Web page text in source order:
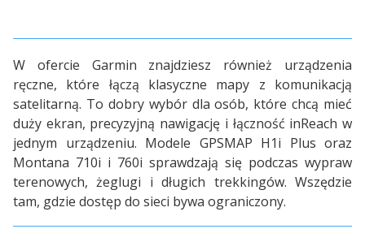
W ofercie Garmin znajdziesz również urządzenia
ręczne, które łączą klasyczne mapy z komunikacją
satelitarną. To dobry wybór dla osób, które chcą mieć
duży ekran, precyzyjną nawigację i łączność inReach w
jednym urządzeniu. Modele GPSMAP H1i Plus oraz
Montana 710i i 760i sprawdzają się podczas wypraw
terenowych, żeglugi i długich trekkingów. Wszędzie
tam, gdzie dostęp do sieci bywa ograniczony.